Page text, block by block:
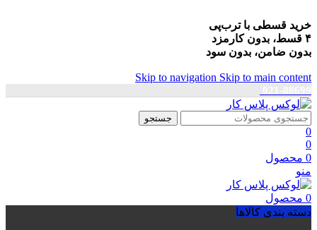
خرید قسطی با ترب‌پی
۴ قسط، بدون کارمزد
بدون ضامن، بدون سود
Skip to navigation Skip to main content
جستجو
0
0
0 محصول
منو
0 محصول
دسته بندی کالاها